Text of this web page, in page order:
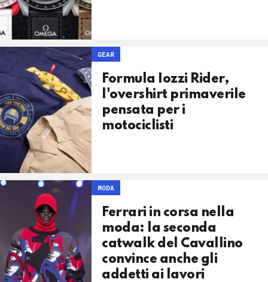
GEAR
Formula Iozzi Rider,
l'overshirt primaverile
pensata per i
motociclisti
MODA
Ferrari in corsa nella
moda: la seconda
catwalk del Cavallino
convince anche gli
addetti ai lavori